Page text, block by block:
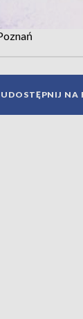
UDOSTĘPNIJ NA